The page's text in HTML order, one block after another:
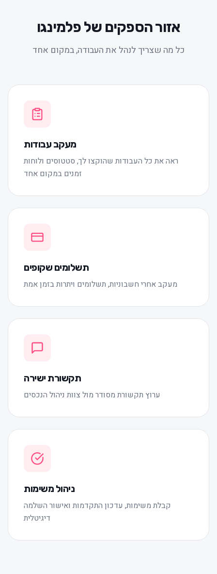
אזור הספקים של פלמינגו
כל מה שצריך לנהל את העבודה, במקום אחד
מעקב עבודות
ראה את כל העבודות שהוקצו לך, סטטוסים ולוחות
זמנים במקום אחד
תשלומים שקופים
מעקב אחרי חשבוניות, תשלומים ויתרות בזמן אמת
תקשורת ישירה
ערוץ תקשורת מסודר מול צוות ניהול הנכסים
ניהול משימות
קבלת משימות, עדכון התקדמות ואישור השלמה
דיגיטלית